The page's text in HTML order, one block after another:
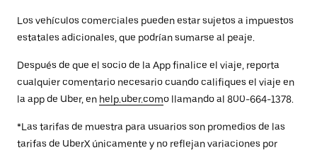
Los vehículos comerciales pueden estar sujetos a impuestos
estatales adicionales, que podrían sumarse al peaje.
Después de que el socio de la App finalice el viaje, reporta
cualquier comentario necesario cuando califiques el viaje en
la app de Uber, en help.uber.como llamando al 800-664-1378.
*Las tarifas de muestra para usuarios son promedios de las
tarifas de UberX únicamente y no reflejan variaciones por